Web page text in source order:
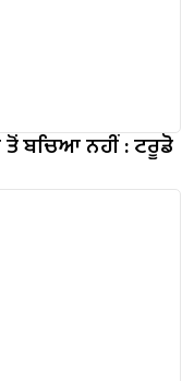
ਤੋਂ ਬਚਿਆ ਨਹੀਂ : ਟਰੂਡੋ